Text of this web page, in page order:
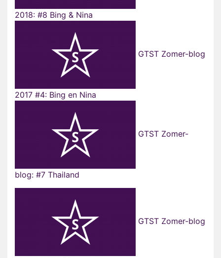
2018: #8 Bing & Nina
GTST Zomer-blog
2017 #4: Bing en Nina
GTST Zomer-
blog: #7 Thailand
GTST Zomer-blog